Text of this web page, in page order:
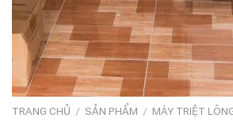
TRANG CHỦ / SẢN PHẨM / MÁY TRIỆT